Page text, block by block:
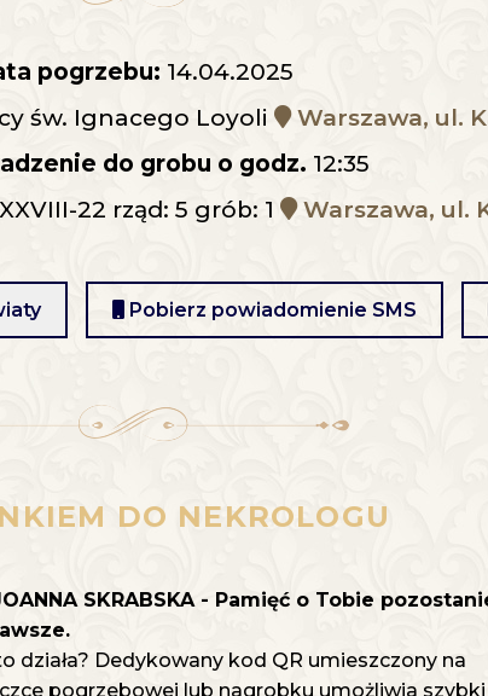
pogrzebu: 14.04.2025
św. Ignacego Loyoli
Warszawa, ul.
do grobu o godz. 12:35
22 rząd: 5 grób: 1 Warszawa, ul.
Pobierz powiadomienie SMS
DO NEKROLOGU
SKRABSKA - Pamięć o Tobie
działa? Dedykowany kod QR umieszczony na
pogrzebowej lub nagrobku umożliwia szybki